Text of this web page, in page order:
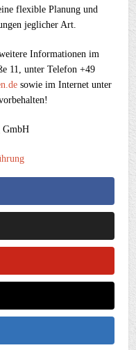
flexible Planung und
jeglicher Art.
Informationen im
11, unter Telefon +49
sowie im Internet unter
GmbH